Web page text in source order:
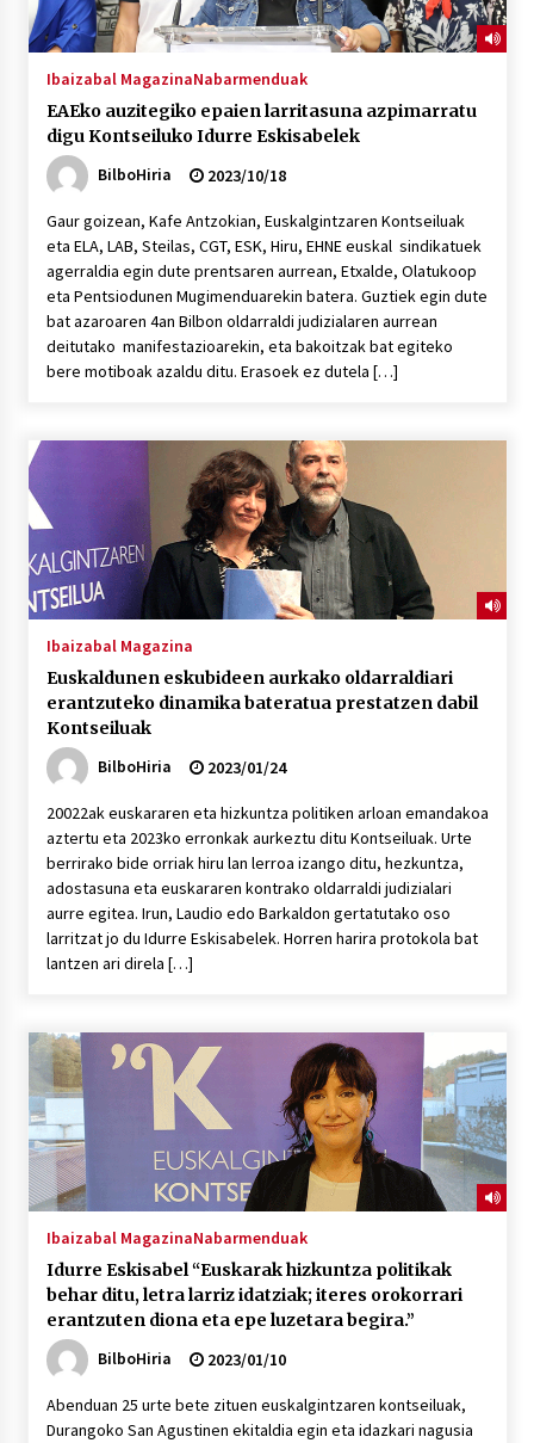
Ibaizabal MagazinaNabarmenduak
EAEko auzitegiko epaien larritasuna azpimarratu
digu Kontseiluko Idurre Eskisabelek
BilboHiria
2023/10/18
Gaur goizean, Kafe Antzokian, Euskalgintzaren Kontseiluak
eta ELA, LAB, Steilas, CGT, ESK, Hiru, EHNE euskal sindikatuek
agerraldia egin dute prentsaren aurrean, Etxalde, Olatukoop
eta Pentsiodunen Mugimenduarekin batera. Guztiek egin dute
bat azaroaren 4an Bilbon oldarraldi judizialaren aurrean
deitutako manifestazioarekin, eta bakoitzak bat egiteko
bere motiboak azaldu ditu. Erasoek ez dutela […]
Ibaizabal Magazina
Euskaldunen eskubideen aurkako oldarraldiari
erantzuteko dinamika bateratua prestatzen dabil
Kontseiluak
BilboHiria
2023/01/24
20022ak euskararen eta hizkuntza politiken arloan emandakoa
aztertu eta 2023ko erronkak aurkeztu ditu Kontseiluak. Urte
berrirako bide orriak hiru lan lerroa izango ditu, hezkuntza,
adostasuna eta euskararen kontrako oldarraldi judizialari
aurre egitea. Irun, Laudio edo Barkaldon gertatutako oso
larritzat jo du Idurre Eskisabelek. Horren harira protokola bat
lantzen ari direla […]
Ibaizabal MagazinaNabarmenduak
Idurre Eskisabel “Euskarak hizkuntza politikak
behar ditu, letra larriz idatziak; iteres orokorrari
erantzuten diona eta epe luzetara begira.”
BilboHiria
2023/01/10
Abenduan 25 urte bete zituen euskalgintzaren kontseiluak,
Durangoko San Agustinen ekitaldia egin eta idazkari nagusia